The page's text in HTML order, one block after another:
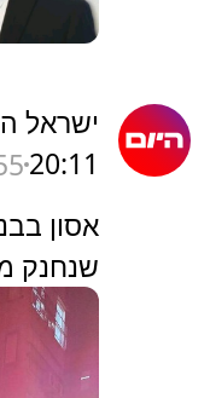
ישראל
20:11
55
אסון
שנחנק